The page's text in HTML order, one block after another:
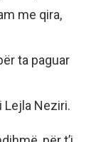
me qira,
ta paguar
Lejla Neziri.